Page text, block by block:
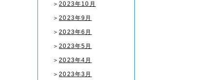
＞2023年10月
＞2023年9月
＞2023年6月
＞2023年5月
＞2023年4月
＞2023年3月